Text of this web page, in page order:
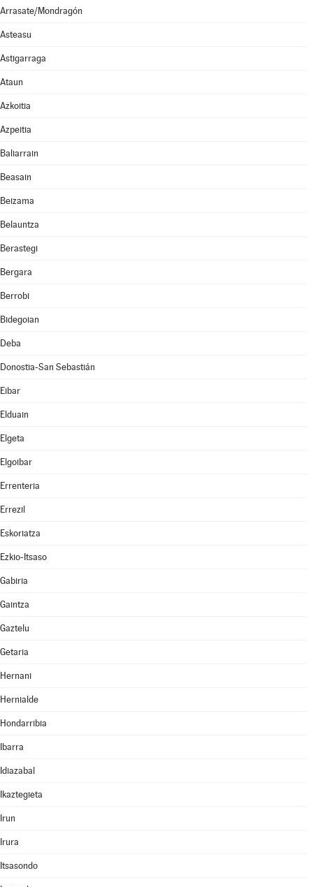
Arrasate/Mondragón
Asteasu
Astigarraga
Ataun
Azkoitia
Azpeitia
Baliarrain
Beasain
Beizama
Belauntza
Berastegi
Bergara
Berrobi
Bidegoian
Deba
Donostia-San Sebastián
Eibar
Elduain
Elgeta
Elgoibar
Errenteria
Errezil
Eskoriatza
Ezkio-Itsaso
Gabiria
Gaintza
Gaztelu
Getaria
Hernani
Hernialde
Hondarribia
Ibarra
Idiazabal
Ikaztegieta
Irun
Irura
Itsasondo